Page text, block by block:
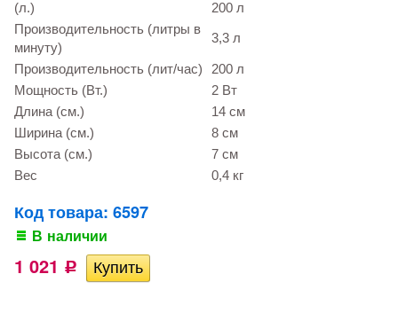
(л.)
200 л
Производительность (литры в
минуту)
3,3 л
Производительность (лит/час)
200 л
Мощность (Вт.)
2 Вт
Длина (см.)
14 см
Ширина (см.)
8 см
Высота (см.)
7 см
Вес
0,4 кг
Код товара: 6597
В наличии
1 021 Р